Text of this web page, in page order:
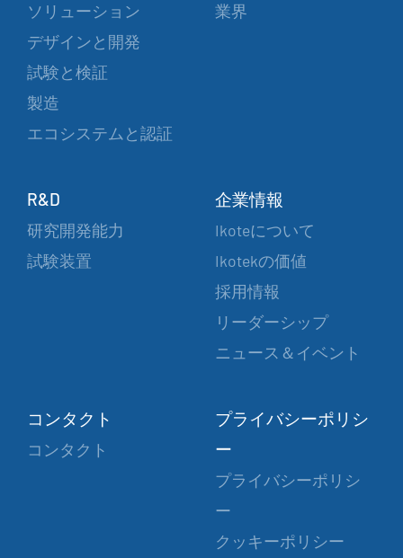
ソリューション
デザインと開発
試験と検証
製造
エコシステムと認証
業界
R&D
研究開発能力
試験装置
企業情報
Ikoteについて
Ikotekの価値
採用情報
リーダーシップ
ニュース＆イベント
コンタクト
コンタクト
プライバシーポリシ
ー
プライバシーポリシ
ー
クッキーポリシー